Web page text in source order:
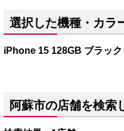
選択した機種・カラ
iPhone 15 128GB ブラック
阿蘇市の店舗を検索